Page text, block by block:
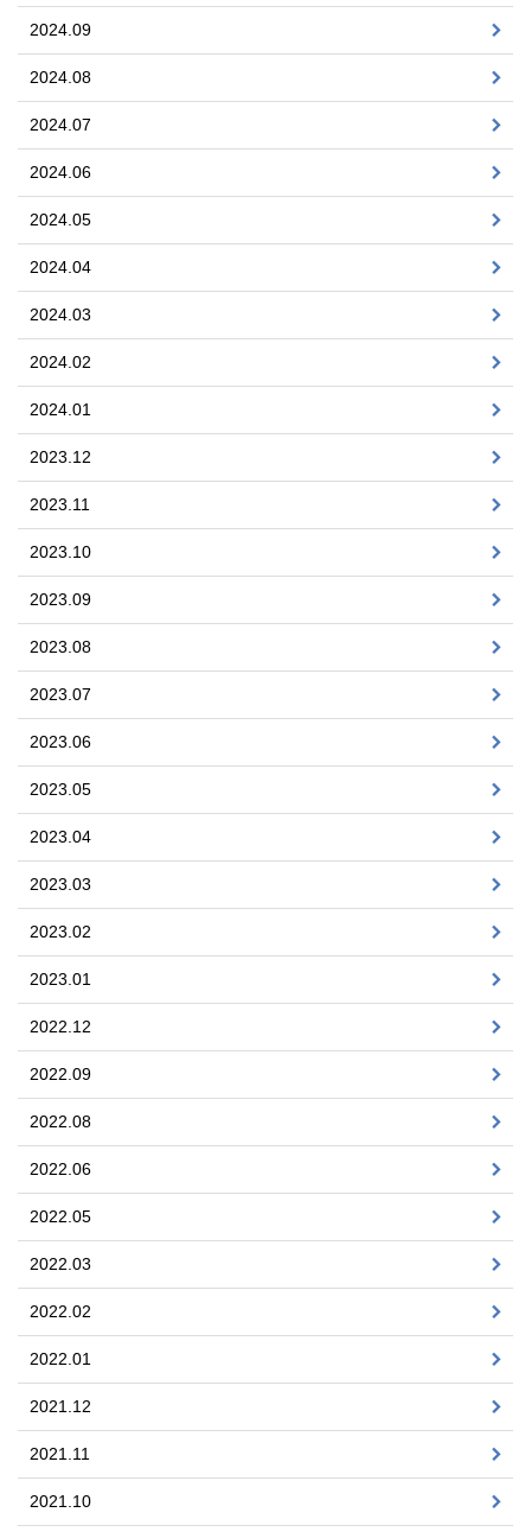
2024.09
2024.08
2024.07
2024.06
2024.05
2024.04
2024.03
2024.02
2024.01
2023.12
2023.11
2023.10
2023.09
2023.08
2023.07
2023.06
2023.05
2023.04
2023.03
2023.02
2023.01
2022.12
2022.09
2022.08
2022.06
2022.05
2022.03
2022.02
2022.01
2021.12
2021.11
2021.10